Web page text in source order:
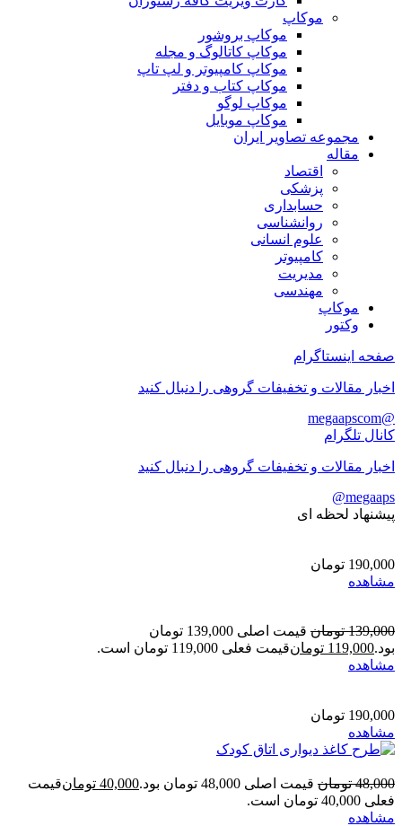
موکاپ
موکاپ بروشور
موکاپ کاتالوگ و مجله
موکاپ کامپیوتر و لپ تاپ
موکاپ کتاب و دفتر
موکاپ لوگو
موکاپ موبایل
مجموعه تصاویر ایران
مقاله
اقتصاد
پزشکی
حسابداری
روانشناسی
علوم انسانی
کامپیوتر
مدیریت
مهندسی
موکاپ
وکتور
صفحه اینستاگرام
اخبار مقالات و تخفیفات گروهی را دنبال کنید
@megaapscom
کانال تلگرام
اخبار مقالات و تخفیفات گروهی را دنبال کنید
megaaps@
پیشنهاد لحظه ای
190,000 تومان
مشاهده
139,000 تومان
قیمت اصلی 139,000 تومان
بود.119,000 تومانقیمت فعلی 119,000 تومان است.
مشاهده
190,000 تومان
مشاهده
48,000 تومان قیمت اصلی 48,000 تومان بود. 40,000 تومانقیمت
فعلی 40,000 تومان است.
مشاهده